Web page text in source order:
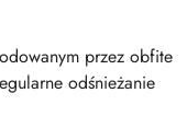
przez obfite
odśnieżanie